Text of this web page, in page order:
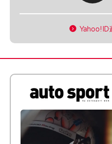
Yahoo!ID